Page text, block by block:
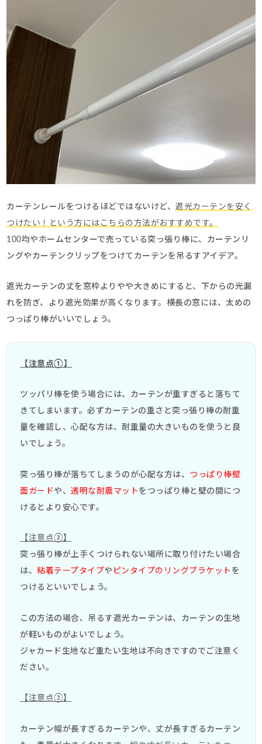
カーテンレールをつけるほどではないけど、遮光カーテンを安く
つけたい！という方にはこちらの方法がおすすめです。
100均やホームセンターで売っている突っ張り棒に、カーテンリ
ングやカーテンクリップをつけてカーテンを吊るすアイデア。
遮光カーテンの丈を窓枠よりやや大きめにすると、下からの光漏
れを防ぎ、より遮光効果が高くなります。横長の窓には、太めの
つっぱり棒がいいでしょう。
【注意点①】
ツッパリ棒を使う場合には、カーテンが重すぎると落ちて
きてしまいます。必ずカーテンの重さと突っ張り棒の耐重
量を確認し、心配な方は、耐重量の大きいものを使うと良
いでしょう。
突っ張り棒が落ちてしまうのが心配な方は、 つっぱり棒壁
面ガードや、透明な耐震マット をつっぱり棒と壁の間につ
けるとより安心です。
【注意点②】
突っ張り棒が上手くつけられない場所に取り付けたい場合
は、粘着テープタイプ や ピンタイプのリングブラケット を
つけるといいでしょう。
この方法の場合、吊るす遮光カーテンは、カーテンの生地
が軽いものがよいでしょう。
ジャカード生地など重たい生地は不向きですのでご注意く
ださい。
【注意点③】
カーテン幅が長すぎるカーテンや、丈が長すぎるカーテン